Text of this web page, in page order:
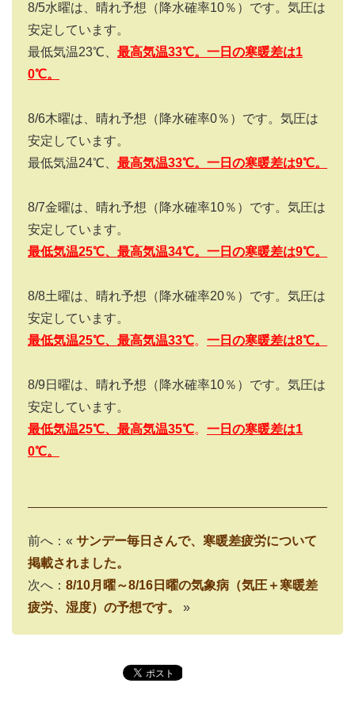
8/5水曜は、晴れ予想（降水確率10％）です。気圧は
安定しています。
最低気温23℃、 最高気温33℃。一日の寒暖差は1
0℃。
8/6木曜は、晴れ予想（降水確率0％）です。気圧は
安定しています。
最低気温24℃、 最高気温33℃。一日の寒暖差は9℃。
8/7金曜は、晴れ予想（降水確率10％）です。気圧は
安定しています。
最低気温25℃、最高気温34℃。一日の寒暖差は9℃。
8/8土曜は、晴れ予想（降水確率20％）です。気圧は
安定しています。
最低気温25℃、最高気温33℃。 一日の寒暖差は8℃。
8/9 日曜は、晴れ予想（降水確率10％）です。気圧は
安定しています。
最低気温25℃、最高気温35℃。 一日の寒暖差は1
0℃。
前へ：« サンデー毎日さんで、寒暖差疲労について
掲載されました。
次へ： 8/10月曜～8/16日曜の気象病（気圧＋寒暖差
疲労、湿度）の予想です。
»